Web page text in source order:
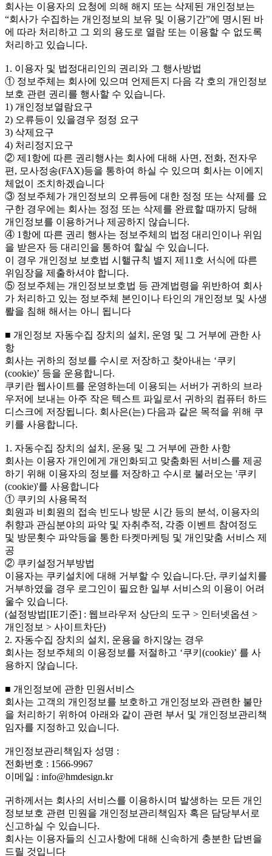
회사는 이용자의 요청에 의해 해지 또는 삭제된 개인정보는
“회사가 수집하는 개인정보의 보유 및 이용기간”에 명시된 바
에 따라 처리하고 그 외의 용도로 열람 또는 이용할 수 없도록
처리하고 있습니다.
1. 이용자 및 법정대리인의 권리와 그 행사방법
① 정보주체는 회사에 있으며 언제든지 다음 각 호의 개인정보
보호 관련 권리를 행사할 수 있습니다.
1) 개인정보열람요구
2) 오류등이 있을경우 정정 요구
3) 삭제요구
4) 처리정지요구
② 제1항에 따른 권리행사는 회사에 대해 사면, 전화, 전자우
편, 모사정송(FAX)등을 통하여 하실 수 있으며 회사는 이에지
체없이 조치하겠습니다
③ 정보주체가 개인정보의 오류등에 대한 정정 또는 삭제를 요
구한 경우에는 회사는 정정 또는 삭제를 완료할 때까지 당해
개인정보를 이용하거나 제공하지 않습니다.
④ 1항에 따른 권리 행사는 정보주체의 법정 대리인이나 위임
을 받은자 등 대리인을 통하여 할실 수 있습니다.
이 경우 개인정보 보호법 시핼규칙 별지 제11호 서식에 따른
위임장을 제출하셔야 합니다.
⑤ 정보주체는 개인정보보호법 등 관계법령을 위반하여 회사
가 처리하고 있는 정보주체 본인이나 타인의 개인정보 및 사생
뢀을 침해 해서는 아니 됩니다
■ 개인정보 자동수집 장치의 설치, 운영 및 그 거부에 관한 사
항
회사는 귀하의 정보를 수시로 저장하고 찾아내는 ‘쿠키
(cookie)’ 등을 운용합니다.
쿠키란 웹사이트를 운영하는데 이용되는 서버가 귀하의 브라
우저에 보내는 아주 작은 텍스트 파일로서 귀하의 컴퓨터 하드
디스크에 저장됩니다. 회사은(는) 다음과 같은 목적을 위해 쿠
키를 사용합니다.
1. 자동수집 장치의 설치, 운용 및 그 거부에 관한 사항
회사는 이용자 개인에게 개인화되고 맞춤화된 서비스를 제공
하기 위해 이용자의 정보를 저장하고 수시로 불러오는 '쿠키
(cookie)'를 사용합니다
① 쿠키의 사용목적
회원과 비회원의 접속 빈도나 방문 시간 등의 분석, 이용자의
취향과 관심분야의 파악 및 자취추적, 각종 이벤트 참여정도
및 방문횟수 파악등을 통한 타켓마케팅 및 개인맞춤 서비스 제
공
② 쿠키설정거부방법
이용자는 쿠키설치에 대해 거부할 수 있습니다.단, 쿠키설치를
거부하였을 경우 로그인이 필요한 일부 서비스의 이용이 어려
울수 있습니다.
(설정방법[IE기준] : 웹브라우저 상단의 도구 > 인터넷옵션 >
개인정보 > 사이트차단)
2. 자동수집 장치의 설치, 운용을 하지않는 경우
회사는 정보주체의 이용정보를 저절하고 ‘쿠키(cookie)’ 를 사
용하지 않습니다.
■ 개인정보에 관한 민원서비스
회사는 고객의 개인정보를 보호하고 개인정보와 관련한 불만
을 처리하기 위하여 아래와 같이 관련 부서 및 개인정보관리책
임자를 지정하고 있습니다.
개인정보관리책임자 성명 :
전화번호 : 1566-9967
이메일 : info@hmdesign.kr
귀하께서는 회사의 서비스를 이용하시며 발생하는 모든 개인
정보보호 관련 민원을 개인정보관리책임자 혹은 담당부서로
신고하실 수 있습니다.
회사는 이용자들의 신고사항에 대해 신속하게 충분한 답변을
드릴 것입니다